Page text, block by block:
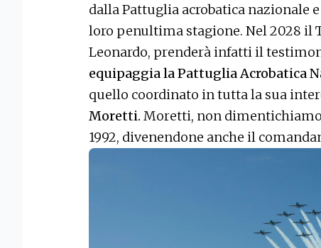
dalla Pattuglia acrobatica nazionale
loro penultima stagione. Nel 2028 il
Leonardo, prenderà infatti il
equipaggia la Pattuglia Acrobatica
quello coordinato in tutta la sua
Moretti. Moretti, non
1992, divenendone anche il